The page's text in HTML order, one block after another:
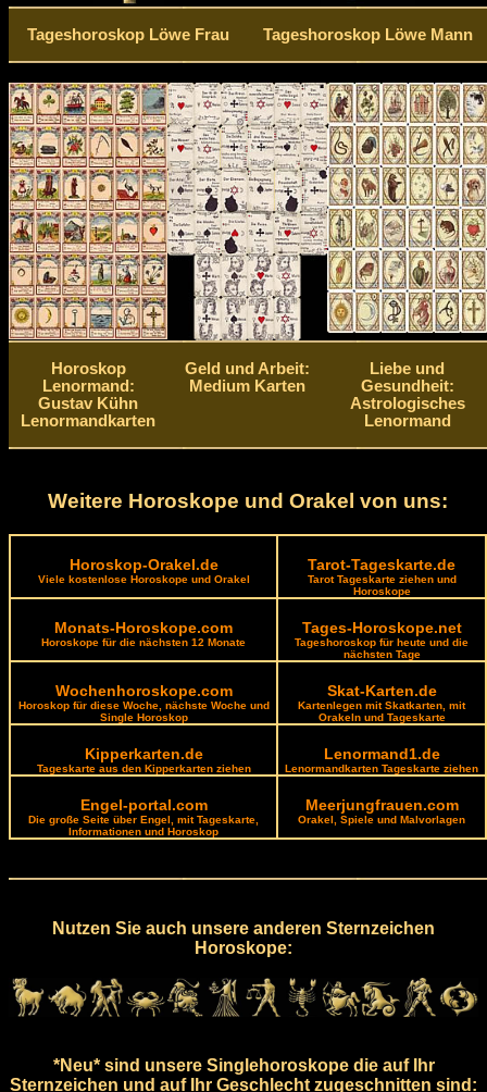
Tageshoroskop Löwe Frau Tageshoroskop Löwe Mann
Horoskop
Lenormand:
Gustav Kühn
Lenormandkarten
Geld und Arbeit:
Medium Karten
Liebe und
Gesundheit:
Astrologisches
Lenormand
Weitere Horoskope und Orakel von uns:
Horoskop-Orakel.de
Viele kostenlose Horoskope und Orakel
Tarot-Tageskarte.de
Tarot Tageskarte ziehen und
Horoskope
Monats-Horoskope.com
Horoskope für die nächsten 12 Monate
Tages-Horoskope.net
Tageshoroskop für heute und die
nächsten Tage
Wochenhoroskope.com
Horoskop für diese Woche, nächste Woche und
Single Horoskop
Skat-Karten.de
Kartenlegen mit Skatkarten, mit
Orakeln und Tageskarte
Kipperkarten.de
Tageskarte aus den Kipperkarten ziehen
Lenormand1.de
Lenormandkarten Tageskarte ziehen
Engel-portal.com
Die große Seite über Engel, mit Tageskarte,
Informationen und Horoskop
Meerjungfrauen.com
Orakel, Spiele und Malvorlagen
Nutzen Sie auch unsere anderen Sternzeichen
Horoskope:
*Neu* sind unsere Singlehoroskope die auf Ihr
Sternzeichen und auf Ihr Geschlecht zugeschnitten sind: